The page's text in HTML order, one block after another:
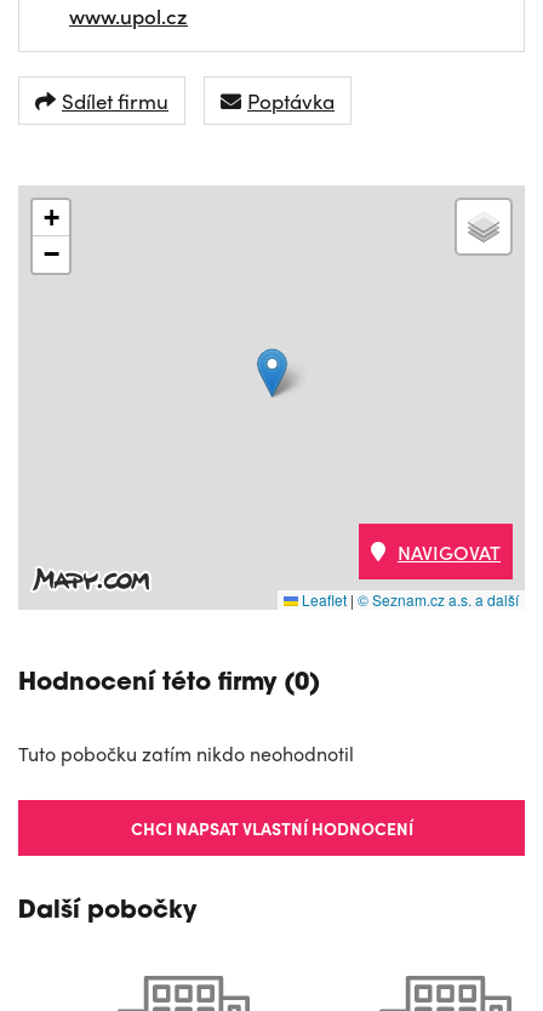
www.upol.cz
Sdílet firmu Poptávka
+
−
Leaflet | © Seznam.cz a.s. a další
NAVIGOVAT
Hodnocení této firmy (0)
Tuto pobočku zatím nikdo neohodnotil
CHCI NAPSAT VLASTNÍ HODNOCENÍ
Další pobočky